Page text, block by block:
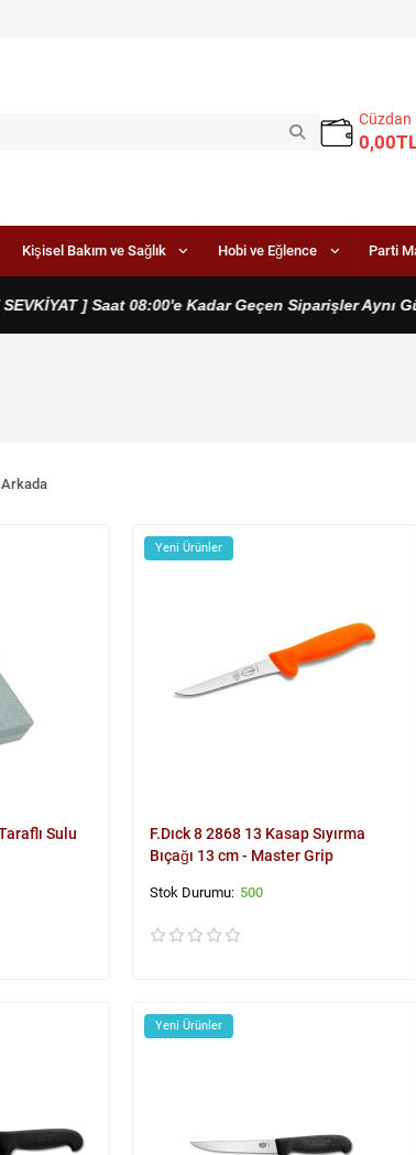
Cüzdan
Kişisel Bakım ve Sağlık Hobi ve Eğlence Parti
] Saat 08:00'e Kadar Geçen Siparişler Aynı Gün
Sulu
Yeni Ürünler
F.Dıck 8 2868 13 Kasap Sıyırma
Bıçağı 13 cm - Master Grip
500
Yeni Ürünler